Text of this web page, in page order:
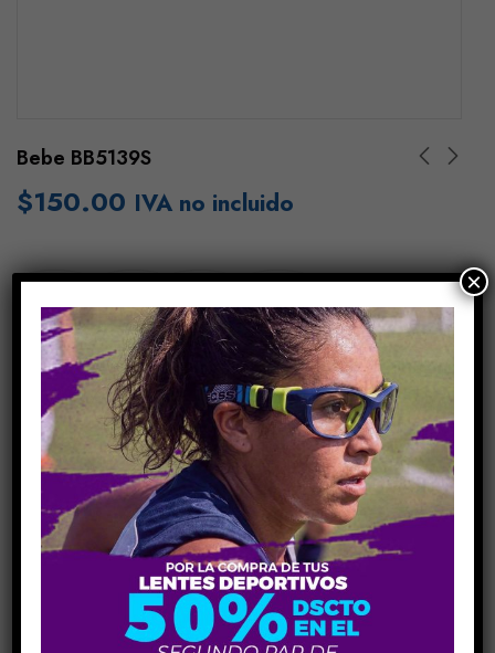
Bebe BB5139S
$150.00 IVA no incluido
Añadir Al Carrito
COMPARE
Share Link:
INFORMACIÓN ADICIONAL
×